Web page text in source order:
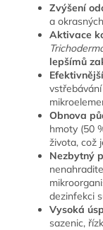
Zvýšení
a
Aktivace
lepšímů
Obnova
hmoty (50
života, což
Nezbytný
dezinfekci
Vysoká
sazenic,